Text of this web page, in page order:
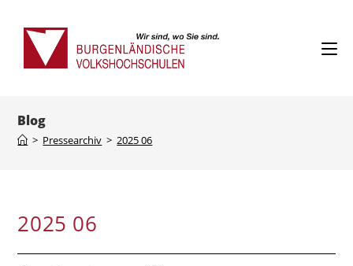
Blog
> Pressearchiv > 2025 06
2025 06